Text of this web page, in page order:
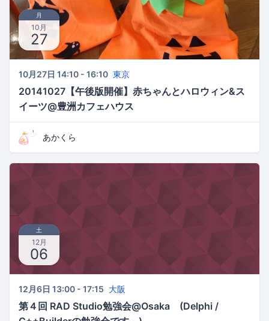
月
10月
27
10月27日 14:10 - 16:10 東京
20141027【午後版開催】赤ちゃんとハロウィン&ス
イーツ@豊洲カフェハウス
あかくら
土
12月
06
12月6日 13:00 - 17:15 大阪
第４回 RAD Studio勉強会@Osaka (Delphi /